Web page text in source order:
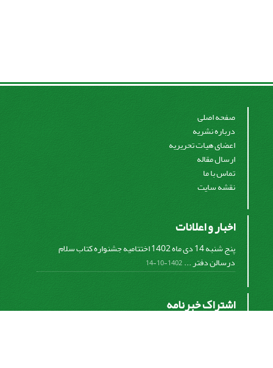
صفحه اصلی
درباره نشریه
اعضای هیات تحریریه
ارسال مقاله
تماس با ما
نقشه سایت
اخبار و اعلانات
پنج شنبه 14 دی ماه 1402 اختتامیه جشنواره کتاب سلام
درسالن دفتر ...1402-10-14
اشتراک خبرنامه